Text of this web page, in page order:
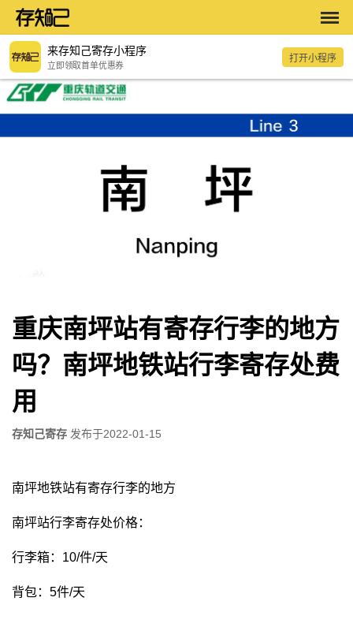
来存知己寄存小程序
立即领取首单优惠券
打开小程序
重庆南坪站有寄存行李的地方
吗？南坪地铁站行李寄存处费
用
存知己寄存 发布于2022-01-15
南坪地铁站有寄存行李的地方
南坪站行李寄存处价格：
行李箱：10/件/天
背包：5件/天